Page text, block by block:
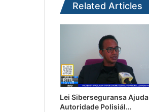
Related Articles
Lei Siberseguransa Ajuda
Autoridade Polisiál…